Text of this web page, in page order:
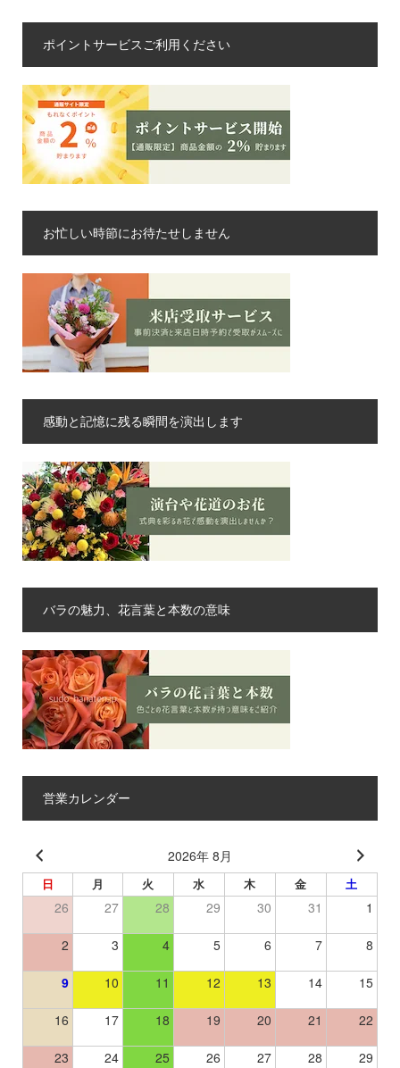
ポイントサービスご利用ください
お忙しい時節にお待たせしません
感動と記憶に残る瞬間を演出します
バラの魅力、花言葉と本数の意味
営業カレンダー
2026年 8月
日 月 火 水 木 金 土
26 27 28 29 30 31 1
2 3 4 5 6 7 8
9 10 11 12 13 14 15
16 17 18 19 20 21 22
23 24 25 26 27 28 29